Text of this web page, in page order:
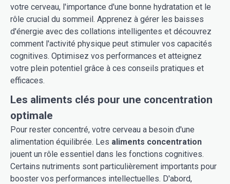
votre cerveau, l'importance d'une bonne hydratation et le
rôle crucial du sommeil. Apprenez à gérer les baisses
d'énergie avec des collations intelligentes et découvrez
comment l'activité physique peut stimuler vos capacités
cognitives. Optimisez vos performances et atteignez
votre plein potentiel grâce à ces conseils pratiques et
efficaces.
Les aliments clés pour une concentration
optimale
Pour rester concentré, votre cerveau a besoin d'une
alimentation équilibrée. Les aliments concentration
jouent un rôle essentiel dans les fonctions cognitives.
Certains nutriments sont particulièrement importants pour
booster vos performances intellectuelles. D'abord,